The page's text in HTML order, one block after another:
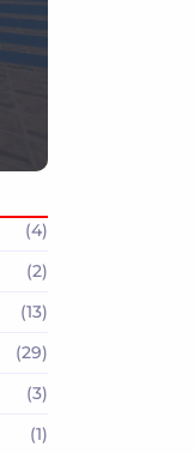
(4)
(2)
(13)
(29)
(3)
(1)